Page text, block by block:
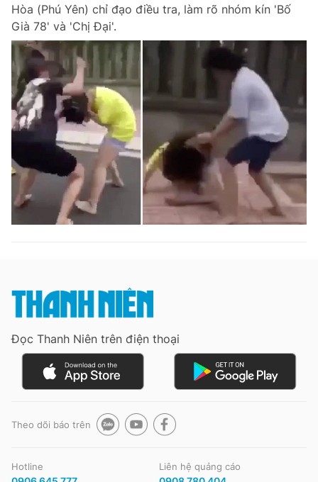
Hòa (Phú Yên) chỉ đạo điều tra, làm rõ nhóm kín 'Bố
Già 78' và 'Chị Đại'.
Đọc Thanh Niên trên điện thoại
Theo dõi báo trên
Hotline Liên hệ quảng cáo